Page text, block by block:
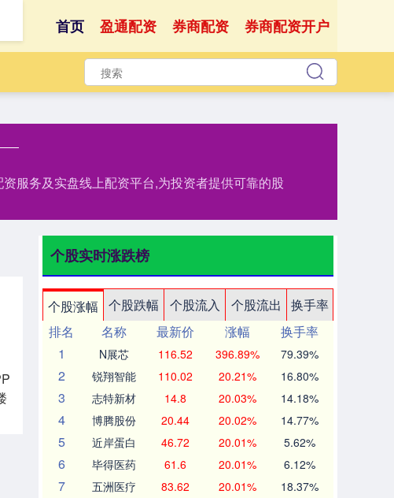
首页 盈通配资 券商配资 券商配资开户
服务及实盘线上配资平台,为投资者提供可靠的股
个股实时涨跌榜
个股涨幅 个股跌幅 个股流入 个股流出
换手率
排名
名称 最新价 涨幅
换手率
1
N展芯 116.52 396.89% 79.39%
2 锐翔智能 110.02 20.21% 16.80%
3 志特新材 14.8 20.03% 14.18%
4 博腾股份 20.44 20.02% 14.77%
5 近岸蛋白 46.72 20.01% 5.62%
6 毕得医药 61.6 20.01% 6.12%
7 五洲医疗 83.62 20.01% 18.37%